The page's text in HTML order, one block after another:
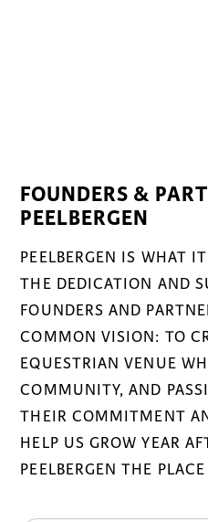
FOUNDERS &
PEELBERGEN
PEELBERGEN IS WHAT
THE DEDICATION AND
FOUNDERS AND
COMMON VISION: TO
EQUESTRIAN VENUE
COMMUNITY, AND
THEIR COMMITMENT
HELP US GROW YEAR
PEELBERGEN THE